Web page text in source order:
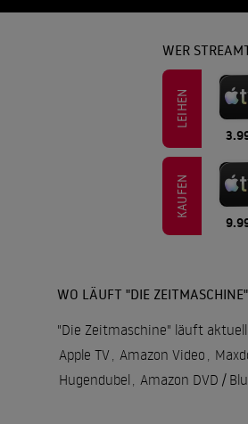
WER
LEIHEN
KAUFEN
WO LÄUFT "DIE
"Die Zeitmaschine" läuft
Apple TV, Amazon Video ,
Hugendubel , Amazon DVD /